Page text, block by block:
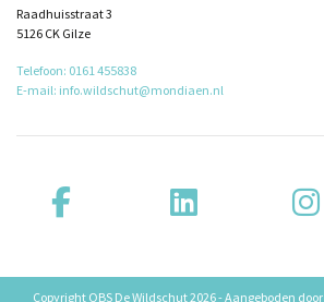
Raadhuisstraat 3
5126 CK Gilze
Telefoon: 0161 455838
E-mail: info.wildschut@mondiaen.nl
Copyright OBS De Wildschut 2026 - Aangeboden door